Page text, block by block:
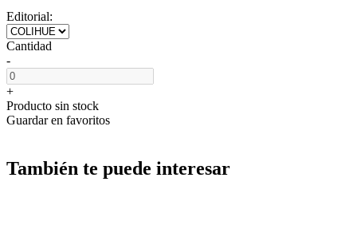
Editorial:
Cantidad
-
+
Producto sin stock
Guardar en favoritos
También te puede interesar